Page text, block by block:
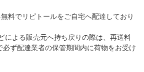
料でリピトールをご自宅へ配達しており
による販売元へ持ち戻りの際は、再送料
ず配達業者の保管期間内に荷物をお受け